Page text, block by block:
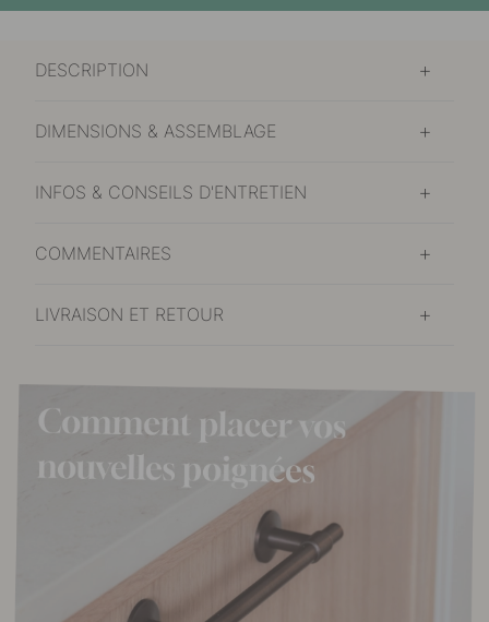
DESCRIPTION
DIMENSIONS & ASSEMBLAGE
INFOS & CONSEILS D'ENTRETIEN
COMMENTAIRES
LIVRAISON ET RETOUR